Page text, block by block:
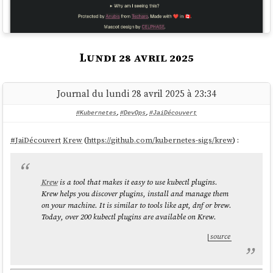
        1GB      1GB
        4GB      2GB
8GB
        5GB      2GB
12GB
       12GB      3GB
24GB
       16GB      4GB
32GB
wrote .../gitops/openwebui/open-
webui/charts/pipelines/templates/service-
webui/templates/service-account.yaml
wrote .../gitops/openwebui/open-
wrote .../gitops/openwebui/open-
webui/templates/service.yaml
wrote .../gitops/openwebui/open-
wrote .../gitops/openwebui/open-
wrote .../gitops/openwebui/open-
Cela me permet ensuite de pouvoir observer avec précision ce qui va
être déployé parArgoCD.
Lundi 28 avril 2025
Journal du lundi 28 avril 2025 à 23:34
#Kubernetes, #DevOps, #JaiDécouvert
#JaiDécouvert Krew(https://github.com/kubernetes-sigs/krew) :
Krewis a tool that makes it easy to use kubectl plugins.
Krew helps you discover plugins, install and manage them
on your machine. It is similar to tools like apt, dnf or brew.
Today, over 200 kubectl plugins are available on Krew.
source